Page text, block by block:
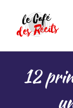
contenu
12